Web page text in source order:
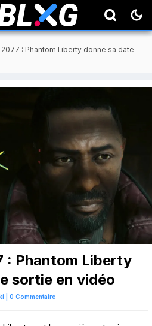
: Phantom Liberty donne sa date
: Phantom Liberty
sortie en vidéo
0 Commentaire